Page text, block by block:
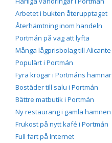
Arbetet i bukten återupptaget
Återhämtning inom handeln
Portmán på väg att lyfta
Många lågprisbolag till Alicante
Populärt i Portmán
Fyra krogar i Portmáns hamnar
Bostäder till salu i Portmán
Bättre matbutik i Portmán
Ny restaurang i gamla hamnen
Frukost på nytt kafé i Portmán
Full fart på Internet